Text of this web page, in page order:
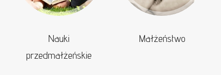
Nauki
przedmałżeńskie
Małżeństwo